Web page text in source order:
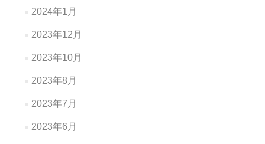
2024年1月
2023年12月
2023年10月
2023年8月
2023年7月
2023年6月